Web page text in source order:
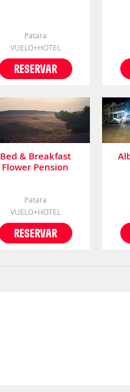
Patara
VUELO+HOTEL
RESERVAR
Bed & Breakfast
Flower Pension
Patara
VUELO+HOTEL
RESERVAR